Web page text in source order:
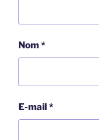
Nom*
E-mail *